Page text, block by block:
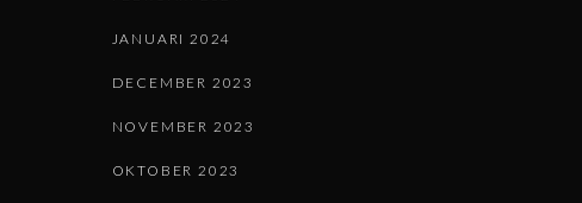
JANUARI 2024
DECEMBER 2023
NOVEMBER 2023
OKTOBER 2023